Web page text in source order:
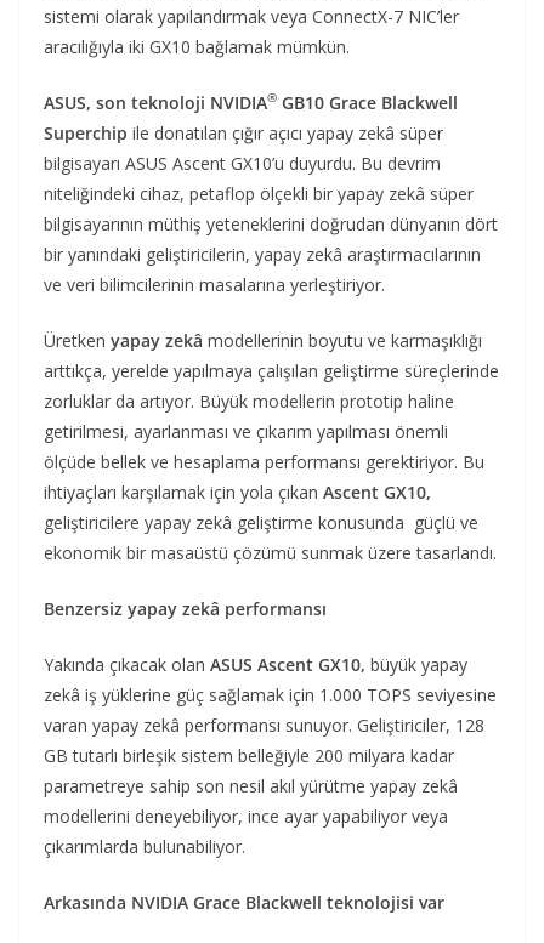
sistemi olarak yapılandırmak veya ConnectX-7 NIC’ler
aracılığıyla iki GX10 bağlamak mümkün.
ASUS, son teknoloji NVIDIA® GB10 Grace Blackwell
Superchip ile donatılan çığır açıcı yapay zekâ süper
bilgisayarı ASUS Ascent GX10’u duyurdu. Bu devrim
niteliğindeki cihaz, petaflop ölçekli bir yapay zekâ süper
bilgisayarının müthiş yeteneklerini doğrudan dünyanın dört
bir yanındaki geliştiricilerin, yapay zekâ araştırmacılarının
ve veri bilimcilerinin masalarına yerleştiriyor.
Üretken yapay zekâ modellerinin boyutu ve karmaşıklığı
arttıkça, yerelde yapılmaya çalışılan geliştirme süreçlerinde
zorluklar da artıyor. Büyük modellerin prototip haline
getirilmesi, ayarlanması ve çıkarım yapılması önemli
ölçüde bellek ve hesaplama performansı gerektiriyor. Bu
ihtiyaçları karşılamak için yola çıkan Ascent GX10,
geliştiricilere yapay zekâ geliştirme konusunda güçlü ve
ekonomik bir masaüstü çözümü sunmak üzere tasarlandı.
Benzersiz yapay zekâ performansı
Yakında çıkacak olan ASUS Ascent GX10, büyük yapay
zekâ iş yüklerine güç sağlamak için 1.000 TOPS seviyesine
varan yapay zekâ performansı sunuyor. Geliştiriciler, 128
GB tutarlı birleşik sistem belleğiyle 200 milyara kadar
parametreye sahip son nesil akıl yürütme yapay zekâ
modellerini deneyebiliyor, ince ayar yapabiliyor veya
çıkarımlarda bulunabiliyor.
Arkasında NVIDIA Grace Blackwell teknolojisi var